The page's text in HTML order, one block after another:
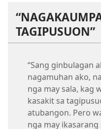
TAGIPUSUON”
“Sang ginbulagan
nagamuhan ako,
nga may sala, kag
kasakit sa
atubangon. Pero
nga may